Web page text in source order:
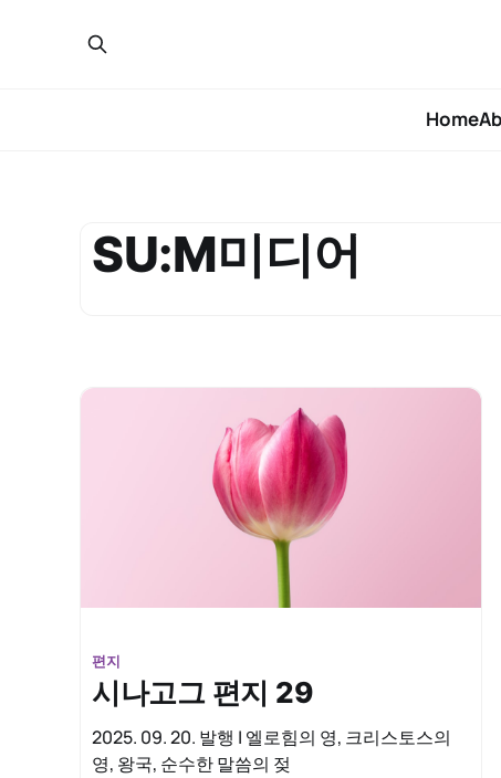
Home
SU:M미디어
편지
시나고그 편지 29
2025. 09. 20. 발행 | 엘로힘의 영, 크리스토스의
영, 왕국, 순수한 말씀의 젖